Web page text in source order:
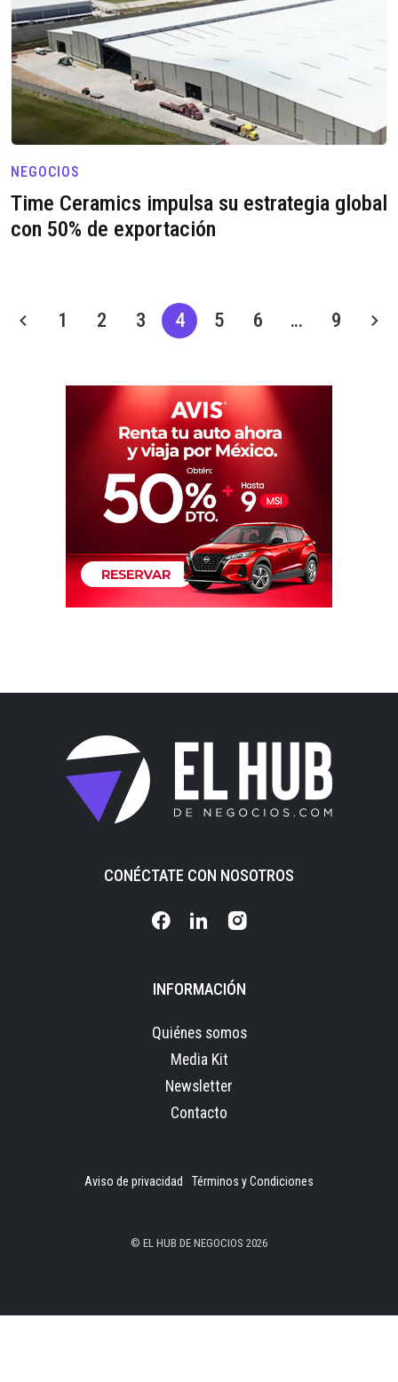
NEGOCIOS
Time Ceramics impulsa su estrategia global
con 50% de exportación
1 2 3 4 5 6 … 9
INFORMACIÓN
Quiénes somos
Media Kit
Newsletter
Contacto
CONÉCTATE CON NOSOTROS
Aviso de privacidad Términos y Condiciones
© EL HUB DE NEGOCIOS 2026